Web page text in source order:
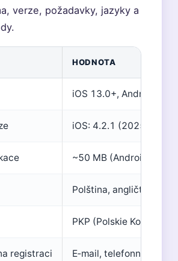
verze, požadavky, jazyky a
HODNOTA
iOS 13.0+, Android
iOS: 4.2.1 (2025),
~50 MB (Android), ~80
Polština, angličtina
PKP (Polskie Koleje
registraci E‑mail, telefonní číslo